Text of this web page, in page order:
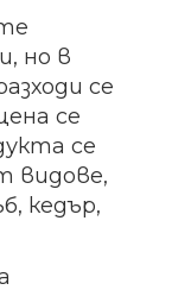
но в
се
се
се
видове,
кедър,